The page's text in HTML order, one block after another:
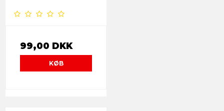
99,00 DKK
KØB